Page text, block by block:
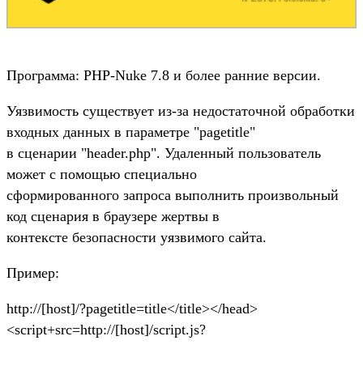
Программа: PHP-Nuke 7.8 и более ранние версии.
Уязвимость существует из-за недостаточной обработки
входных данных в параметре "pagetitle"
в сценарии "header.php". Удаленный пользователь
может с помощью специально
сформированного запроса выполнить произвольный
код сценария в браузере жертвы в
контексте безопасности уязвимого сайта.
Пример:
http://[host]/?pagetitle=title</title></head>
<script+src=http://[host]/script.js?